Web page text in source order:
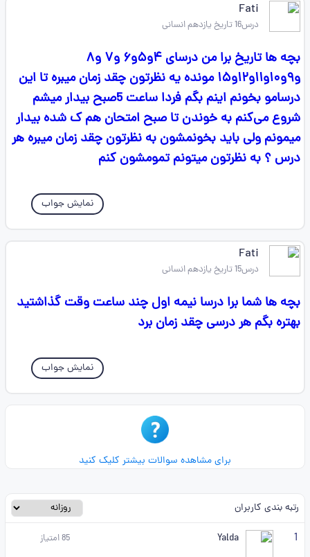
Fati
درس16 تاریخ یازدهم انسانی
بچه ها تاریخ برا من درسای ۴و۵و۶ و۷ و۸
و۹و۱۰و۱۱و۱۲و۱۵ مونده یه نظرتون چقد زمان میبره تا این
درسامو بخونم اینم بگم فردا ساعت 5صبح بیدار میشم
شروع می‌کنم به خوندن تا صبح امتحان هم ک شده بیدار
میمونم ولی باید بخونمشون به نظرتون چقد زمان میبره هر
درس ؟ به نظرتون میتونم تمومشون کنم
نمایش جواب
Fati
درس15 تاریخ یازدهم انسانی
بچه ها شما برا درسا نیمه اول چند ساعت وقت گذاشتید
بهتره بگم هر درسی چقد زمان برد
نمایش جواب
برای مشاهده سوالات بیشتر کلیک کنید
رتبه بندی کاربران
1
Yalda
85امتیاز